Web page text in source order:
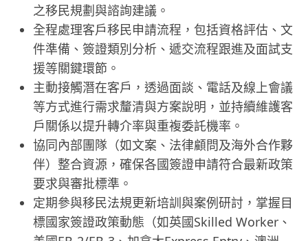
之移民規劃與諮詢建議。
全程處理客戶移民申請流程，包括資格評估、文
件準備、簽證類別分析、遞交流程跟進及面試支
援等關鍵環節。
主動接觸潛在客戶，透過面談、電話及線上會議
等方式進行需求釐清與方案說明，並持續維護客
戶關係以提升轉介率與重複委託機率。
協同內部團隊（如文案、法律顧問及海外合作夥
伴）整合資源，確保各國簽證申請符合最新政策
要求與審批標準。
定期參與移民法規更新培訓與案例研討，掌握目
標國家簽證政策動態（如英國Skilled Worker、